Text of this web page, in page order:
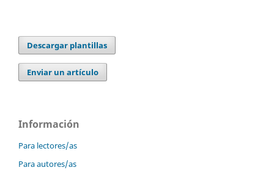
Descargar plantillas
Enviar un artículo
Información
Para lectores/as
Para autores/as